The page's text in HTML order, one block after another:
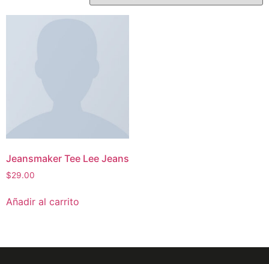
Jeansmaker Tee Lee Jeans
$29.00
Añadir al carrito